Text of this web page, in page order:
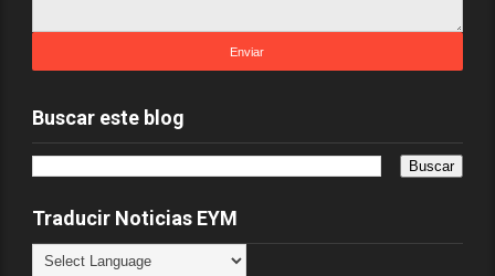
Buscar este blog
Traducir Noticias EYM